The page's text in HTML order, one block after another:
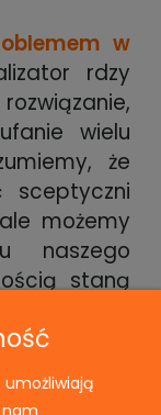
w
rdzy
wielu
że
sceptyczni
możemy
naszego
staną
jakość i
naszym